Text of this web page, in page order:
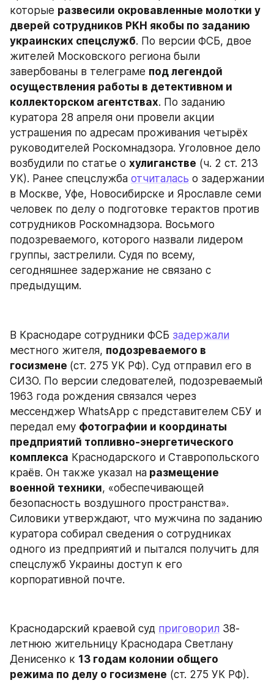
которые развесили окровавленные молотки у
дверей сотрудников РКН якобы по заданию
украинских спецслужб. По версии ФСБ, двое
жителей Московского региона были
завербованы в телеграме под легендой
осуществления работы в детективном и
коллекторском агентствах. По заданию
куратора 28 апреля они провели акции
устрашения по адресам проживания четырёх
руководителей Роскомнадзора. Уголовное дело
возбудили по статье о хулиганстве (ч. 2 ст. 213
УК). Ранее спецслужба отчиталась о задержании
в Москве, Уфе, Новосибирске и Ярославле семи
человек по делу о подготовке терактов против
сотрудников Роскомнадзора. Восьмого
подозреваемого, которого назвали лидером
группы, застрелили. Судя по всему,
сегодняшнее задержание не связано с
предыдущим.
В Краснодаре сотрудники ФСБ задержали
местного жителя, подозреваемого в
госизмене (ст. 275 УК РФ). Суд отправил его в
СИЗО. По версии следователей, подозреваемый
1963 года рождения связался через
мессенджер WhatsApp с представителем СБУ и
передал ему фотографии и координаты
предприятий топливно-энергетического
комплекса Краснодарского и Ставропольского
краёв. Он также указал на размещение
военной техники, «обеспечивающей
безопасность воздушного пространства».
Силовики утверждают, что мужчина по заданию
куратора собирал сведения о сотрудниках
одного из предприятий и пытался получить для
спецслужб Украины доступ к его
корпоративной почте.
Краснодарский краевой суд приговорил 38-
летнюю жительницу Краснодара Светлану
Денисенко к 13 годам колонии общего
режима по делу о госизмене (ст. 275 УК РФ).